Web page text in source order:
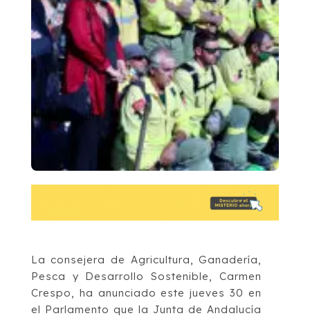
La consejera de Agricultura, Ganadería,
Pesca y Desarrollo Sostenible, Carmen
Crespo, ha anunciado este jueves 30 en
el Parlamento que la Junta de Andalucía